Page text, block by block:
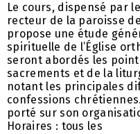
Le cours, dispensé par
recteur de la paroisse
propose une étude
spirituelle de l’Église
seront abordés les
sacrements et de la
notant les principales
confessions
porté sur son
Horaires : tous les